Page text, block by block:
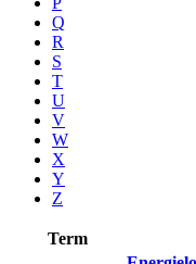
Q
R
S
T
U
V
W
X
Y
Z
Term